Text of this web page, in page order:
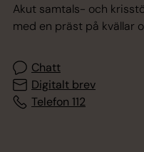
Akut samtals- och
med en präst på kvällar
Chatt
Digitalt brev
Telefon 112